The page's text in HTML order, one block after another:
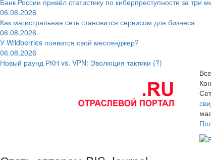
Банк России привёл статистику по киберпреступности за три
06.08.2026
Как магистральная сеть становится сервисом для бизнеса
06.08.2026
У Wildberries появится свой мессенджер?
06.08.2026
Новый раунд РКН vs. VPN: Эволюция тактики (?)